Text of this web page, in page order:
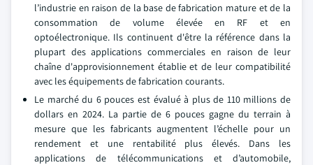
l’industrie en raison de la base de fabrication mature et de la
consommation de volume élevée en RF et en
optoélectronique. Ils continuent d'être la référence dans la
plupart des applications commerciales en raison de leur
chaîne d'approvisionnement établie et de leur compatibilité
avec les équipements de fabrication courants.
Le marché du 6 pouces est évalué à plus de 110 millions de
dollars en 2024. La partie de 6 pouces gagne du terrain à
mesure que les fabricants augmentent l’échelle pour un
rendement et une rentabilité plus élevés. Dans les
applications de télécommunications et d’automobile,